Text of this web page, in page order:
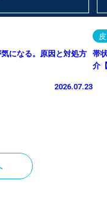
になる。原因と対処方
2026.07.23
帯
介